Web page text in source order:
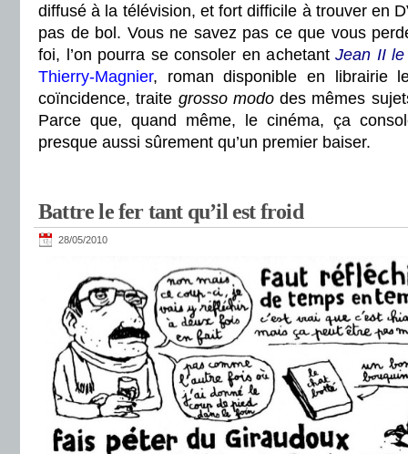
diffusé à la télévision, et fort difficile à trouver en
pas de bol. Vous ne savez pas ce que vous
foi, l’on pourra se consoler en achetantJean II
Thierry-Magnier, roman disponible en librairie
coïncidence, traite grosso mododes mêmes
Parce que, quand même, le cinéma, ça
presque aussi sûrement qu’un premier baiser.
Battre le fer tant qu’il est froid
28/05/2010